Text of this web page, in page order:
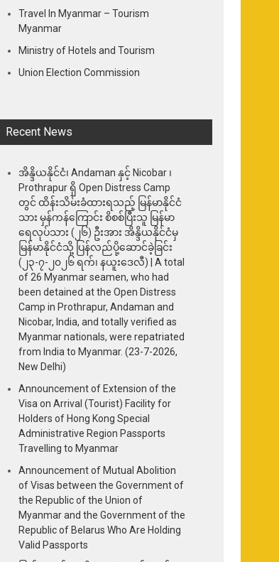
Travel In Myanmar – Tourism
Myanmar
Ministry of Hotels and Tourism
Union Election Commission
Recent News
အိန္ဒိယနိုင်ငံ၊ Andaman နှင့် Nicobar ၊
Prothrapur ရှိ Open Distress Camp
တွင် ထိန်းသိမ်းခံထားရသည့် မြန်မာနိုင်ငံ
သား မှန်ကန်ကြောင်း စိစစ်ပြီးသူ မြန်မာ
ရေလုပ်သား (၂၆) ဦးအား အိန္ဒိယနိုင်ငံမှ
မြန်မာနိုင်ငံသို့ ပြန်လည်ပို့ဆောင်ခဲ့ခြင်း
(၂၃-၇-၂၀၂၆ ရက်၊ နယူးဒေလီ) | A total
of 26 Myanmar seamen, who had
been detained at the Open Distress
Camp in Prothrapur, Andaman and
Nicobar, India, and totally verified as
Myanmar nationals, were repatriated
from India to Myanmar. (23-7-2026,
New Delhi)
Announcement of Extension of the
Visa on Arrival (Tourist) Facility for
Holders of Hong Kong Special
Administrative Region Passports
Travelling to Myanmar
Announcement of Mutual Abolition
of Visas between the Government of
the Republic of the Union of
Myanmar and the Government of the
Republic of Belarus Who Are Holding
Valid Passports